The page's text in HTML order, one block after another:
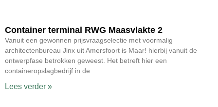
Container terminal RWG Maasvlakte 2
Vanuit een gewonnen prijsvraagselectie met voormalig
architectenbureau Jinx uit Amersfoort is Maar! hierbij vanuit de
ontwerpfase betrokken geweest. Het betreft hier een
containeropslagbedrijf in de
Lees verder »